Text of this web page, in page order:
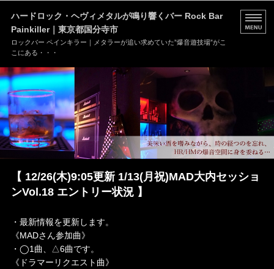
ハードロック・ヘヴィメタルが鳴り響くバー Rock Bar
Painkiller｜東京都国分寺市
ロックバー ペインキラー｜メタラーが追い求めていた”爆音遊技場”がこ
こにある・・・
HOME
MENU
店舗情報
ブログ
お問い合わせ
【 12/26(木)9:05更新 1/13(月祝)MAD大内セッショ
ンVol.18 エントリー状況 】
・最新情報を更新します。
《MADさん参加曲》
・◯1曲、△6曲です。
《ドラマーリクエスト曲》